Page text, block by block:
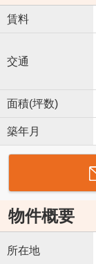
賃料
交通
面積(坪数)
築年月
物件概要
所在地